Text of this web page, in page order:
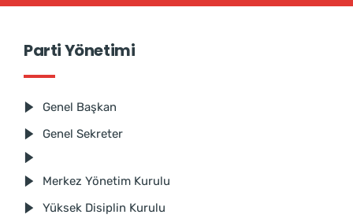
Parti Yönetimi
Genel Başkan
Genel Sekreter
Merkez Yönetim Kurulu
Yüksek Disiplin Kurulu